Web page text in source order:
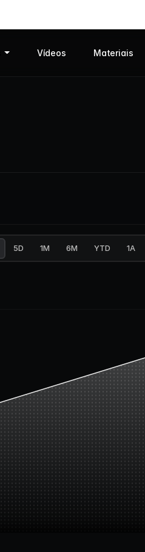
Vídeos Materiais
5D 1M 6M YTD 1A